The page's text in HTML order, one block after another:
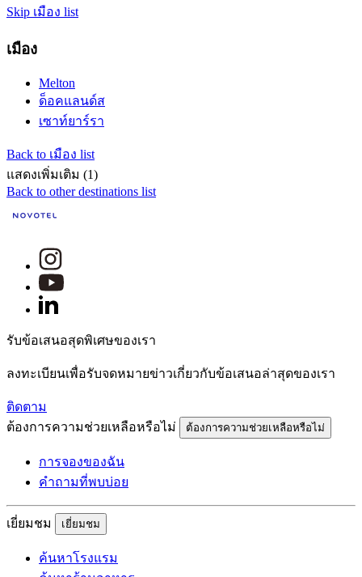
Skip เมือง list
เมือง
Melton
ด็อคแลนด์ส
เซาท์ยาร์รา
Back to เมือง list
แสดงเพิ่มเติม (1)
Back to other destinations list
รับข้อเสนอสุดพิเศษของเรา
ลงทะเบียนเพื่อรับจดหมายข่าวเกี่ยวกับข้อเสนอล่าสุดของเรา
ติดตาม
ต้องการความช่วยเหลือหรือไม่
ต้องการความช่วยเหลือหรือไม่
การจองของฉัน
คำถามที่พบบ่อย
เยี่ยมชม เยี่ยมชม
ค้นหาโรงแรม